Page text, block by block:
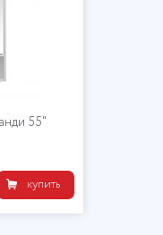
55"
купить